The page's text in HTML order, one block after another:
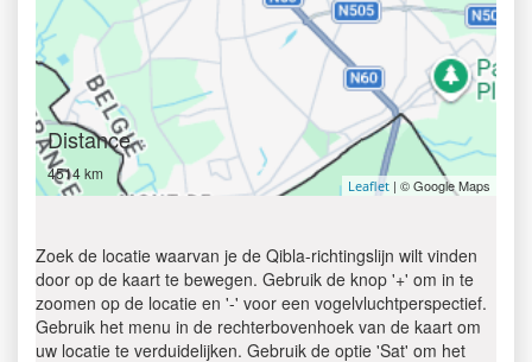
Distance
4514 km
Leaflet | © Google Maps
Zoek de locatie waarvan je de Qibla-richtingslijn wilt vinden
door op de kaart te bewegen. Gebruik de knop '+' om in te
zoomen op de locatie en '-' voor een vogelvluchtperspectief.
Gebruik het menu in de rechterbovenhoek van de kaart om
uw locatie te verduidelijken. Gebruik de optie 'Sat' om het